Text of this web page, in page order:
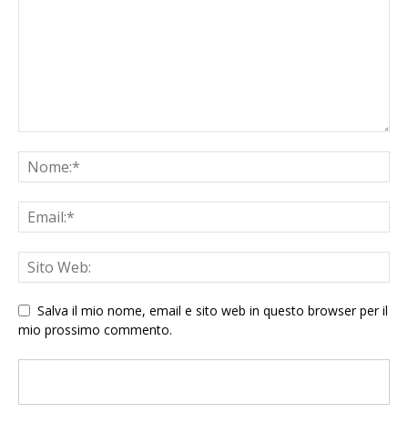
Salva il mio nome, email e sito web in questo browser per il
mio prossimo commento.